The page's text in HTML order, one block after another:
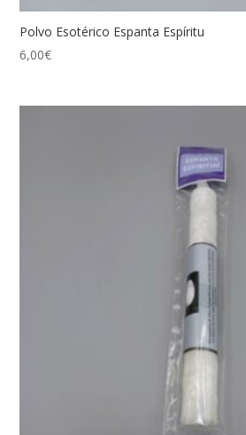
Polvo Esotérico Espanta Espíritu
6,00€